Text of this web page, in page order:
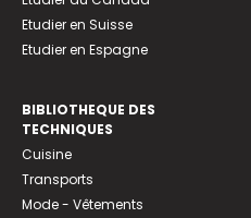
Etudier en Suisse
Etudier en Espagne
BIBLIOTHEQUE DES
TECHNIQUES
Cuisine
Transports
Mode - Vêtements